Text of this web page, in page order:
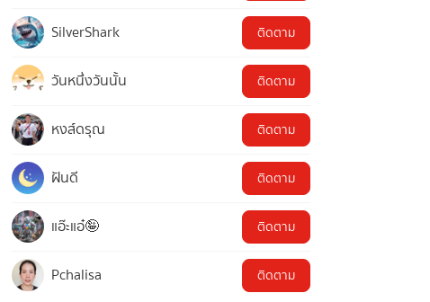
SilverShark ติดตาม
วันหนึ่งวันนั้น ติดตาม
หงส์ดรุณ ติดตาม
ฝันดี ติดตาม
แอ๊ะแอ๋🤪 ติดตาม
Pchalisa ติดตาม